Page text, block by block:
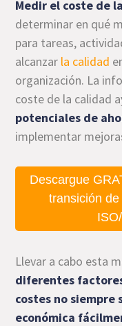
Medir el coste de
determinar en qué
para tareas,
alcanzar la calidad
organización. La
coste de la calidad
potenciales de
implementar
Descargue
transición
Llevar a cabo esta
diferentes
costes no siempre
económica